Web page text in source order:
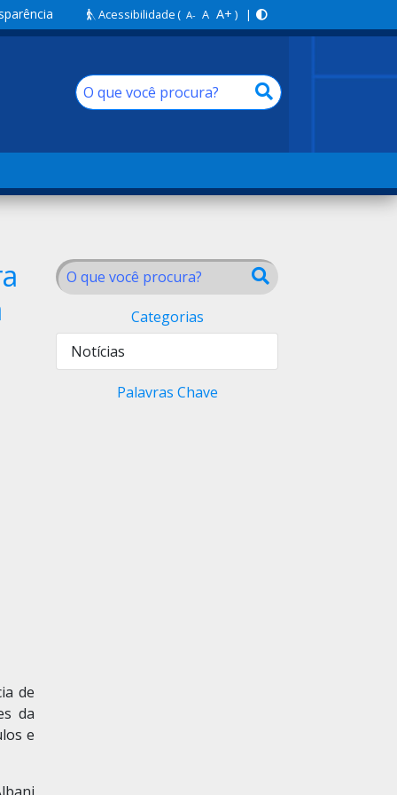
Acessibilidade( A- A A+ ) |
Categorias
Notícias
Palavras Chave
de
da
e